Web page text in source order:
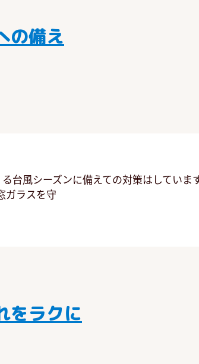
の備え
台風シーズンに備えての対策はしていま
ガラスを守
をラクに